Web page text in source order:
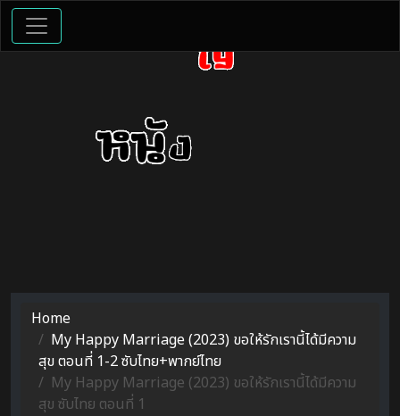
Home
My Happy Marriage (2023) ขอให้รักเรานี้ได้มีความ
สุข ตอนที่ 1-2 ซับไทย+พากย์ไทย
My Happy Marriage (2023) ขอให้รักเรานี้ได้มีความ
สุข ซับไทย ตอนที่ 1